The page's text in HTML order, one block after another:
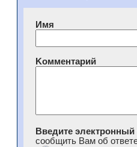
Имя
Kомментарий
Введите электронный
сообщить Вам об